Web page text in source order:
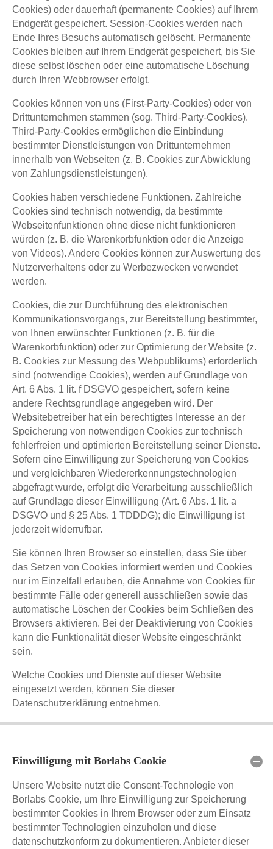
Cookies) oder dauerhaft (permanente Cookies) auf Ihrem
Endgerät gespeichert. Session-Cookies werden nach
Ende Ihres Besuchs automatisch gelöscht. Permanente
Cookies bleiben auf Ihrem Endgerät gespeichert, bis Sie
diese selbst löschen oder eine automatische Löschung
durch Ihren Webbrowser erfolgt.
Cookies können von uns (First-Party-Cookies) oder von
Drittunternehmen stammen (sog. Third-Party-Cookies).
Third-Party-Cookies ermöglichen die Einbindung
bestimmter Dienstleistungen von Drittunternehmen
innerhalb von Webseiten (z. B. Cookies zur Abwicklung
von Zahlungsdienstleistungen).
Cookies haben verschiedene Funktionen. Zahlreiche
Cookies sind technisch notwendig, da bestimmte
Webseitenfunktionen ohne diese nicht funktionieren
würden (z. B. die Warenkorbfunktion oder die Anzeige
von Videos). Andere Cookies können zur Auswertung des
Nutzerverhaltens oder zu Werbezwecken verwendet
werden.
Cookies, die zur Durchführung des elektronischen
Kommunikationsvorgangs, zur Bereitstellung bestimmter,
von Ihnen erwünschter Funktionen (z. B. für die
Warenkorbfunktion) oder zur Optimierung der Website (z.
B. Cookies zur Messung des Webpublikums) erforderlich
sind (notwendige Cookies), werden auf Grundlage von
Art. 6 Abs. 1 lit. f DSGVO gespeichert, sofern keine
andere Rechtsgrundlage angegeben wird. Der
Websitebetreiber hat ein berechtigtes Interesse an der
Speicherung von notwendigen Cookies zur technisch
fehlerfreien und optimierten Bereitstellung seiner Dienste.
Sofern eine Einwilligung zur Speicherung von Cookies
und vergleichbaren Wiedererkennungstechnologien
abgefragt wurde, erfolgt die Verarbeitung ausschließlich
auf Grundlage dieser Einwilligung (Art. 6 Abs. 1 lit. a
DSGVO und § 25 Abs. 1 TDDDG); die Einwilligung ist
jederzeit widerrufbar.
Sie können Ihren Browser so einstellen, dass Sie über
das Setzen von Cookies informiert werden und Cookies
nur im Einzelfall erlauben, die Annahme von Cookies für
bestimmte Fälle oder generell ausschließen sowie das
automatische Löschen der Cookies beim Schließen des
Browsers aktivieren. Bei der Deaktivierung von Cookies
kann die Funktionalität dieser Website eingeschränkt
sein.
Welche Cookies und Dienste auf dieser Website
eingesetzt werden, können Sie dieser
Datenschutzerklärung entnehmen.
Einwilligung mit Borlabs Cookie
Unsere Website nutzt die Consent-Technologie von
Borlabs Cookie, um Ihre Einwilligung zur Speicherung
bestimmter Cookies in Ihrem Browser oder zum Einsatz
bestimmter Technologien einzuholen und diese
datenschutzkonform zu dokumentieren. Anbieter dieser